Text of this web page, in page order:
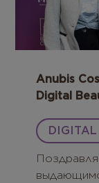
Anubis
Digital